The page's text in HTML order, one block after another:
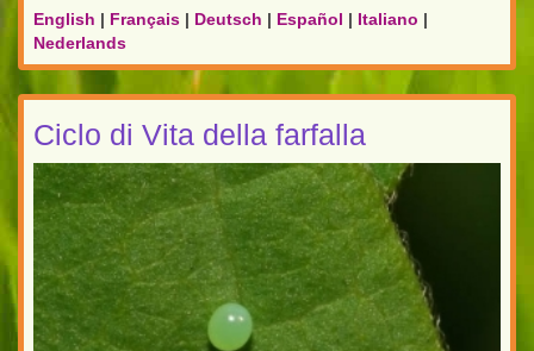
English | Français | Deutsch | Español | Italiano |
Nederlands
Ciclo di Vita della farfalla